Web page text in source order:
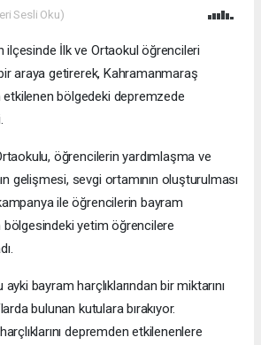
Sesli Oku)
ilçesinde İlk ve Ortaokul öğrencileri
bir araya getirerek, Kahramanmaraş
bölgedeki depremzede
öğrencilerin yardımlaşma ve
gelişmesi, sevgi ortamının oluşturulması
ile öğrencilerin bayram
bölgesindeki yetim öğrencilere
ayki bayram harçlıklarından bir miktarını
bulunan kutulara bırakıyor.
depremden etkilenenlere